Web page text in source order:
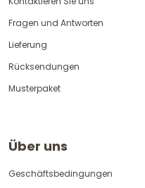
Fragen und Antworten
Lieferung
Rücksendungen
Musterpaket
Über uns
Geschäftsbedingungen